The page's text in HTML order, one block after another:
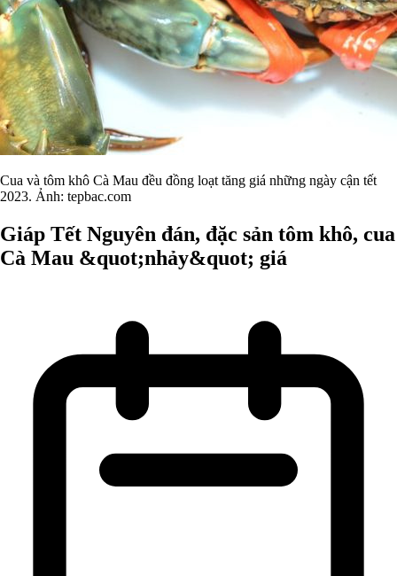
Cua và tôm khô Cà Mau đều đồng loạt tăng giá những ngày cận tết
2023. Ảnh: tepbac.com
Giáp Tết Nguyên đán, đặc sản tôm khô, cua
Cà Mau &quot;nhảy&quot; giá